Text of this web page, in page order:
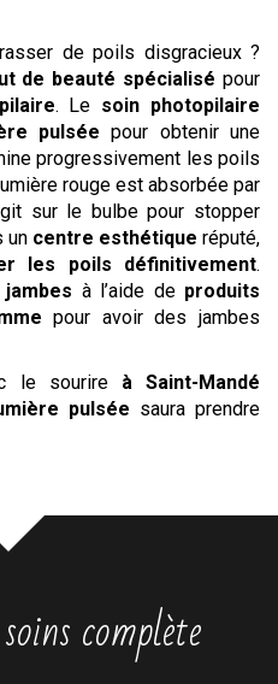
de poils disgracieux ?
de beauté spécialisé pour
. Le soin photopilaire
pulsée pour obtenir une
progressivement les poils
rouge est absorbée par
sur le bulbe pour stopper
un centre esthétique réputé,
les poils définitivement.
à l’aide de produits
pour avoir des jambes
le sourire à Saint-Mandé
pulsée saura prendre
complète